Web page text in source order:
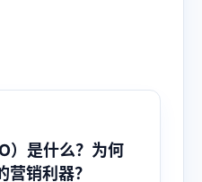
）是什么？为何
营销利器？